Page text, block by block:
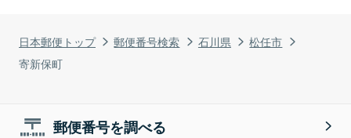
日本郵便トップ 郵便番号検索 石川県
松任市
寄新保町
郵便番号を調べる